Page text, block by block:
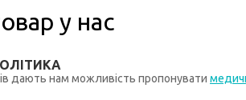
у нас
дають нам можливість пропонувати